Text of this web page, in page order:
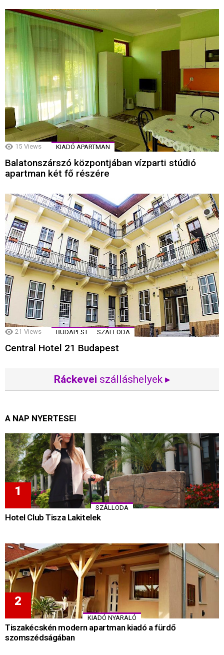
15 Views KIADÓ APARTMAN
Balatonszárszó központjában vízparti stúdió
apartman két fő részére
21 Views BUDAPEST SZÁLLODA
Central Hotel 21 Budapest
Ráckevei szálláshelyek ▸
A NAP NYERTESEI
SZÁLLODA
Hotel Club Tisza Lakitelek
KIADÓ NYARALÓ
Tiszakécskén modern apartman kiadó a fürdő
szomszédságában